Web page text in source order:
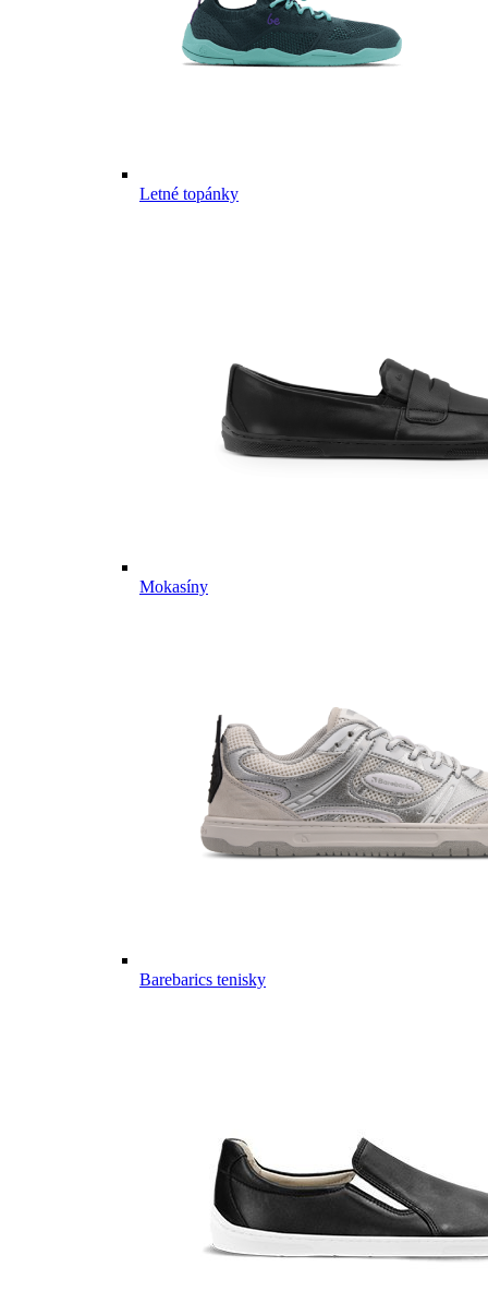
Letné topánky
Mokasíny
Barebarics tenisky